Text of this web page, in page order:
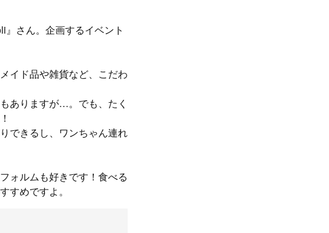
さん。企画するイベント
イド品や雑貨など、こだわ
ありますが…。でも、たく
できるし、ワンちゃん連れ
ォルムも好きです！食べる
すめですよ。